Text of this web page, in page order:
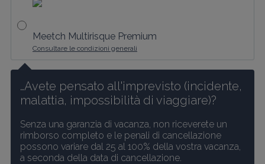
Meetch Multirisque Premium
Consultare le condizioni generali
…Avete pensato all'imprevisto (incidente,
malattia, impossibilità di viaggiare)?
Senza una garanzia di vacanza, non riceverete un
rimborso completo e le penali di cancellazione
possono variare dal 25 al 100% della vostra vacanza,
a seconda della data di cancellazione.